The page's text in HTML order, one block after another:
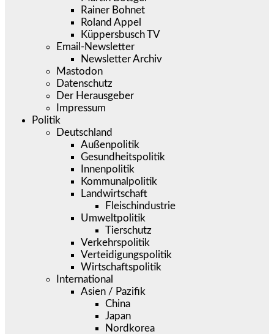
Rainer Bohnet
Roland Appel
Küppersbusch TV
Email-Newsletter
Newsletter Archiv
Mastodon
Datenschutz
Der Herausgeber
Impressum
Politik
Deutschland
Außenpolitik
Gesundheitspolitik
Innenpolitik
Kommunalpolitik
Landwirtschaft
Fleischindustrie
Umweltpolitik
Tierschutz
Verkehrspolitik
Verteidigungspolitik
Wirtschaftspolitik
International
Asien / Pazifik
China
Japan
Nordkorea